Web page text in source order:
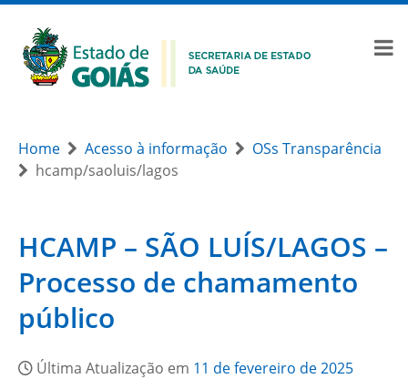
Home Acesso à informação
OSs Transparência
hcamp/saoluis/lagos
HCAMP – SÃO LUÍS/LAGOS –
Processo de chamamento
público
Última Atualização em 11 de fevereiro de 2025